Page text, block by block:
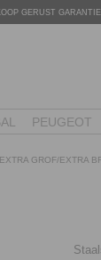
GERUST GARANTIE
PEUGEOT
GROF/EXTRA